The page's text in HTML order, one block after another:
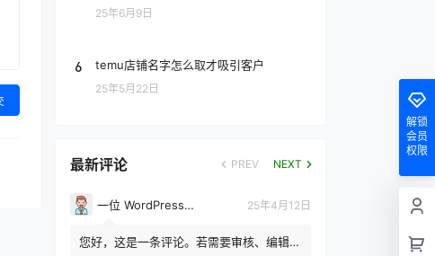
25年6月9日
6 temu店铺名字怎么取才吸引客户
25年5月22日
最新评论 PREV NEXT
一位 WordPress 评论者 25年4月12日
您好，这是一条评论。若需要审核、编辑或
解锁
会员
权限